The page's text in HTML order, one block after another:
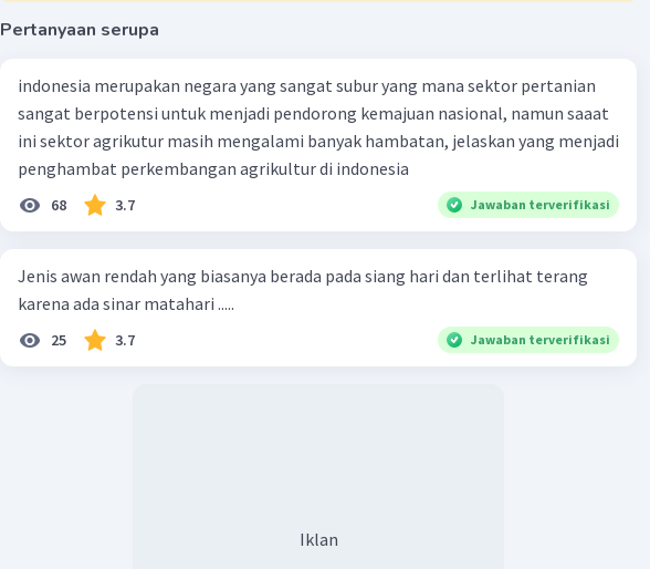
Pertanyaan serupa
indonesia merupakan negara yang sangat subur yang mana sektor pertanian
sangat berpotensi untuk menjadi pendorong kemajuan nasional, namun saaat
ini sektor agrikutur masih mengalami banyak hambatan, jelaskan yang menjadi
penghambat perkembangan agrikultur di indonesia
68 3.7 Jawaban terverifikasi
Jenis awan rendah yang biasanya berada pada siang hari dan terlihat terang
karena ada sinar matahari .....
25 3.7 Jawaban terverifikasi
Iklan